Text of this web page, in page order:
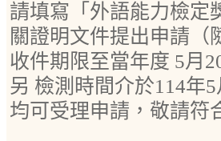
請填寫「外語能力檢定
關證明文件提出申請（
收件期限至當年度 5月
另 檢測時間介於114年
均可受理申請，敬請符